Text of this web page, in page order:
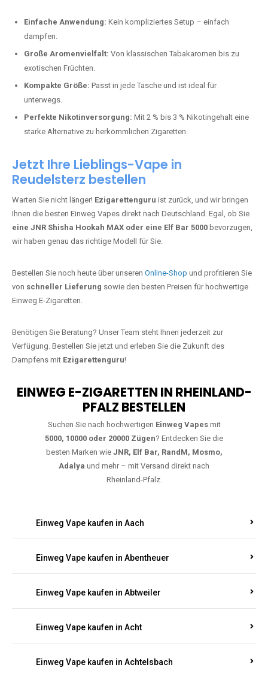
Einfache Anwendung: Kein kompliziertes Setup – einfach
dampfen.
Große Aromenvielfalt: Von klassischen Tabakaromen bis zu
exotischen Früchten.
Kompakte Größe: Passt in jede Tasche und ist ideal für
unterwegs.
Perfekte Nikotinversorgung: Mit 2 % bis 3 % Nikotingehalt eine
starke Alternative zu herkömmlichen Zigaretten.
Jetzt Ihre Lieblings-Vape in
Reudelsterz bestellen
Warten Sie nicht länger! Ezigarettenguru ist zurück, und wir bringen
Ihnen die besten Einweg Vapes direkt nach Deutschland. Egal, ob Sie
eine JNR Shisha Hookah MAX oder eine Elf Bar 5000 bevorzugen,
wir haben genau das richtige Modell für Sie.
Bestellen Sie noch heute über unseren Online-Shop und profitieren Sie
von schneller Lieferung sowie den besten Preisen für hochwertige
Einweg E-Zigaretten.
Benötigen Sie Beratung? Unser Team steht Ihnen jederzeit zur
Verfügung. Bestellen Sie jetzt und erleben Sie die Zukunft des
Dampfens mit Ezigarettenguru!
EINWEG E-ZIGARETTEN IN RHEINLAND-
PFALZ BESTELLEN
Suchen Sie nach hochwertigen Einweg Vapesmit
5000, 10000 oder 20000 Zügen? Entdecken Sie die
besten Marken wie JNR, Elf Bar, RandM, Mosmo,
Adalya und mehr – mit Versand direkt nach
Rheinland-Pfalz.
Einweg Vape kaufen in Aach
Einweg Vape kaufen in Abentheuer
Einweg Vape kaufen in Abtweiler
Einweg Vape kaufen in Acht
Einweg Vape kaufen in Achtelsbach